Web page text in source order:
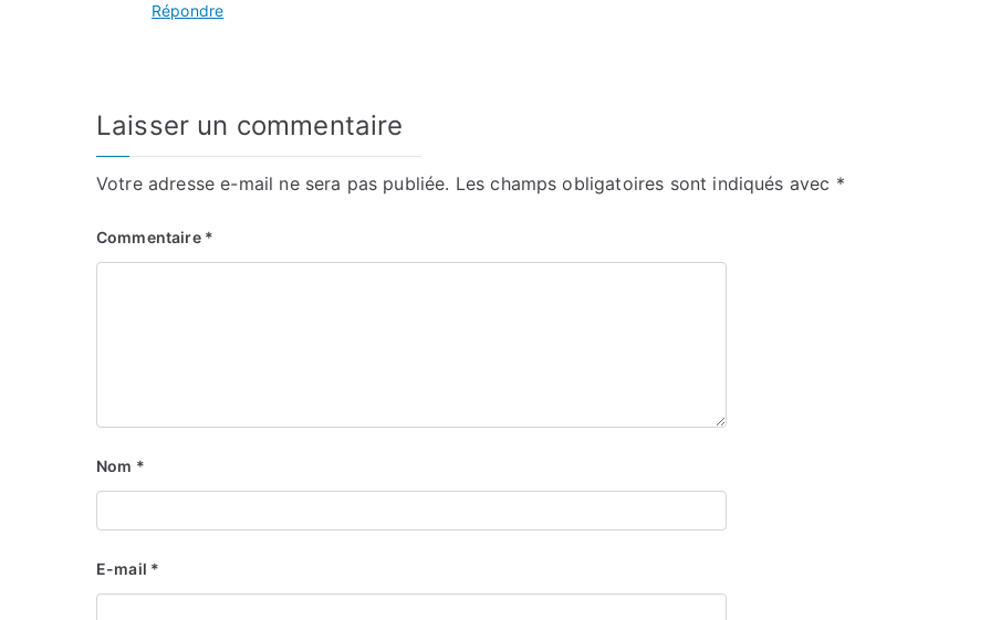
Répondre
Laisser un commentaire
Votre adresse e-mail ne sera pas publiée. Les champs obligatoires sont indiqués avec *
Commentaire *
Nom *
E-mail *